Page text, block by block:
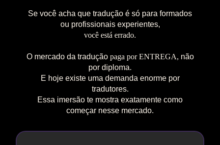
Se você acha que tradução é só para formados
ou profissionais experientes,
você está errado.
O mercado da tradução paga por ENTREGA, não
por diploma.
E hoje existe uma demanda enorme por
tradutores.
Essa imersão te mostra exatamente como
começar nesse mercado.